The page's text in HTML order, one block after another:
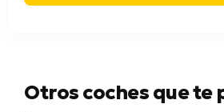
Otros coches que te